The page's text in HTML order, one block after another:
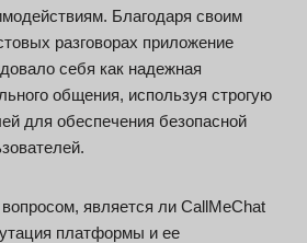
Благодаря своим
разговорах приложение
себя как надежная
общения, используя строгую
для обеспечения безопасной
является ли CallMeChat
платформы и ее